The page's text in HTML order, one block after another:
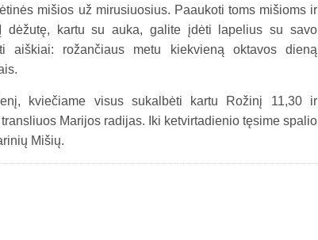
mišios už mirusiuosius. Paaukoti toms mišioms ir
dėžutę, kartu su auka, galite įdėti lapelius su savo
aiškiai: rožančiaus metu kiekvieną oktavos dieną
kviečiame visus sukalbėti kartu Rožinį 11,30 ir
Marijos radijas. Iki ketvirtadienio tęsime spalio
Mišių.